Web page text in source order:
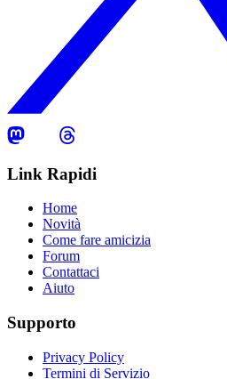
Link Rapidi
Home
Novità
Come fare amicizia
Forum
Contattaci
Aiuto
Supporto
Privacy Policy
Termini di Servizio